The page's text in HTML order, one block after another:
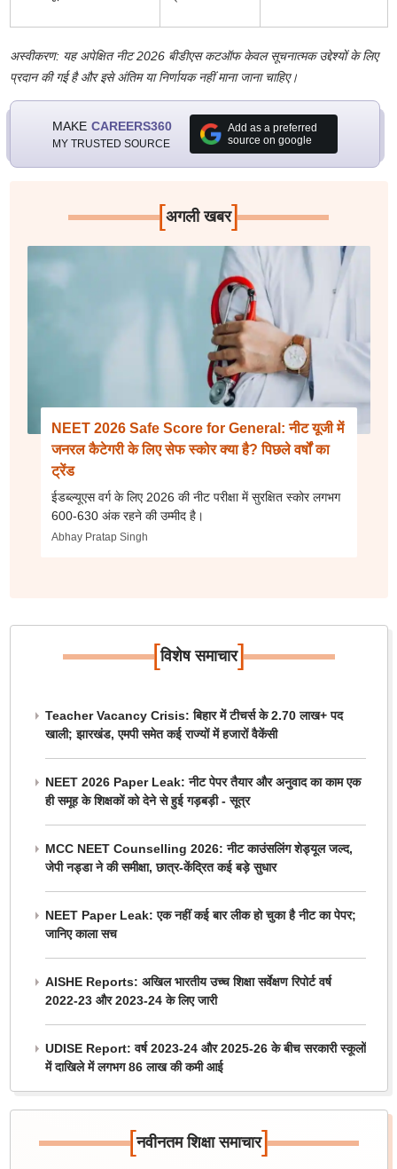
अस्वीकरण: यह अपेक्षित नीट 2026 बीडीएस कटऑफ केवल सूचनात्मक उद्देश्यों के लिए
प्रदान की गई है और इसे अंतिम या निर्णायक नहीं माना जाना चाहिए।
MAKE CAREERS360
MY TRUSTED SOURCE
Add as a preferred
source on google
[अगली खबर]
NEET 2026 Safe Score for General: नीट यूजी में
जनरल कैटेगरी के लिए सेफ स्कोर क्या है? पिछले वर्षों का
ट्रेंड
ईडब्ल्यूएस वर्ग के लिए 2026 की नीट परीक्षा में सुरक्षित स्कोर लगभग
600-630 अंक रहने की उम्मीद है।
Abhay Pratap Singh
[विशेष समाचार]
Teacher Vacancy Crisis: बिहार में टीचर्स के 2.70 लाख+ पद
खाली; झारखंड, एमपी समेत कई राज्यों में हजारों वैकेंसी
NEET 2026 Paper Leak: नीट पेपर तैयार और अनुवाद का काम एक
ही समूह के शिक्षकों को देने से हुई गड़बड़ी - सूत्र
MCC NEET Counselling 2026: नीट काउंसलिंग शेड्यूल जल्द,
जेपी नड्डा ने की समीक्षा, छात्र-केंद्रित कई बड़े सुधार
NEET Paper Leak: एक नहीं कई बार लीक हो चुका है नीट का पेपर;
जानिए काला सच
AISHE Reports: अखिल भारतीय उच्च शिक्षा सर्वेक्षण रिपोर्ट वर्ष
2022-23 और 2023-24 के लिए जारी
UDISE Report: वर्ष 2023-24 और 2025-26 के बीच सरकारी स्कूलों
में दाखिले में लगभग 86 लाख की कमी आई
[नवीनतम शिक्षा समाचार]